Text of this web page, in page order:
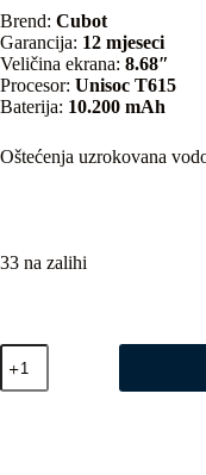
Brend: Cubot
Garancija: 12 mjeseci
Veličina ekrana: 8.68″
Procesor: Unisoc T615
Baterija: 10.200 mAh
Oštećenja uzrokovana
33 na zalihi
Cubot
Tab
KING